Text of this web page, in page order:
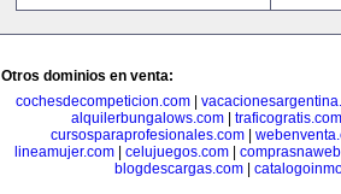
Otros dominios en venta:
cochesdecompeticion.com
alquilerbungalows.com| traficogratis.com
cursosparaprofesionales.com|
lineamujer.com| celujuegos.com|
blogdescargas.com|